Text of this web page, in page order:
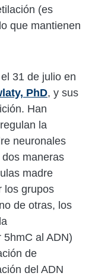
(es
que mantienen
31 de julio en
PhD, y sus
Han
la
neuronales
maneras
madre
los grupos
de otras, los
5hmC al ADN)
de
del ADN